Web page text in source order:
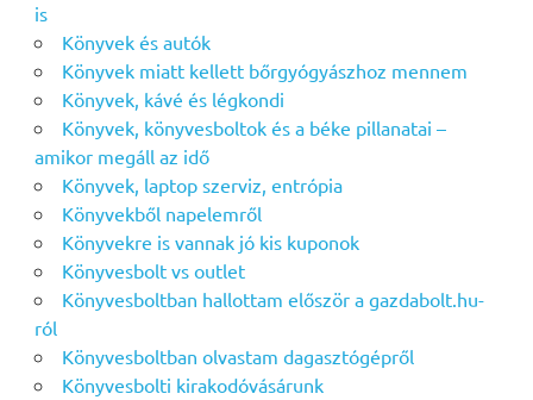
is
Könyvek és autók
Könyvek miatt kellett bőrgyógyászhoz mennem
Könyvek, kávé és légkondi
Könyvek, könyvesboltok és a béke pillanatai –
amikor megáll az idő
Könyvek, laptop szerviz, entrópia
Könyvekből napelemről
Könyvekre is vannak jó kis kuponok
Könyvesbolt vs outlet
Könyvesboltban hallottam először a gazdabolt.hu-
ról
Könyvesboltban olvastam dagasztógépről
Könyvesbolti kirakodóvásárunk